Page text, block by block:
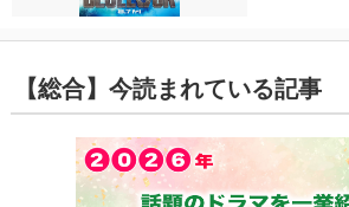
【総合】今読まれている記事